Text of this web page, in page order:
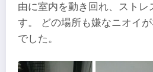
由に室内を動き回れ、ストレ
す。 どの場所も嫌なニオイ
でした。